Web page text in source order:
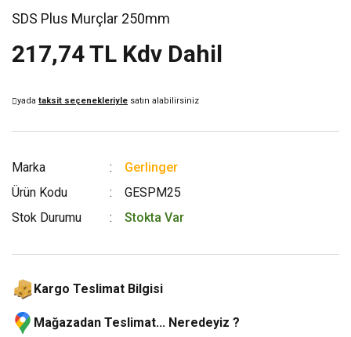
SDS Plus Murçlar 250mm
217,74 TL Kdv Dahil
yada taksit seçenekleriyle satın alabilirsiniz
Marka
Gerlinger
Ürün Kodu
GESPM25
Stok Durumu
Stokta Var
Kargo Teslimat Bilgisi
Mağazadan Teslimat... Neredeyiz ?